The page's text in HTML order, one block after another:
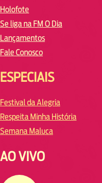
Holofote
Se liga na FM O Dia
Lançamentos
Fale Conosco
ESPECIAIS
Festival da Alegria
Respeita Minha História
Semana Maluca
AO VIVO